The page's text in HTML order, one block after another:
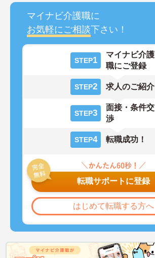
マイナビ介護職に
お気軽にご相談下さい！
STEP1
マイナビ介護
職にご登録
STEP2 求人のご紹介
STEP3
面接・条件交
渉
STEP4 転職成功！
転職サポートに登録
はじめて転職する方へ